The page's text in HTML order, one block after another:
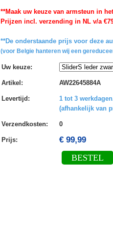
**Maak uw keuze van armsteun in
Prijzen incl. verzending in NL v/a
**De onderstaande prijs voor deze
(voor Belgie hanteren wij een
Uw keuze:
Artikel : AW22645884A
Levertijd :
1 tot 3
(afhankelijk van
Verzendkosten: 0
Prijs: € 99,99
BESTEL